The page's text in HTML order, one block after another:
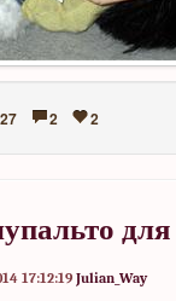
2 2
17:12:19 Julian_Way